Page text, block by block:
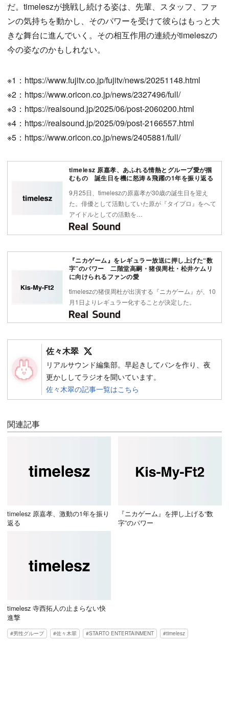
だ。timeleszが挑戦し続ける姿は、先輩、スタッフ、ファ
ンの気持ちを動かし、そのパワーを受けて彼らはもっと大
きな舞台に進んでいく。その相互作用の連続がtimeleszの
今の姿なのかもしれない。
※1：https://www.fujitv.co.jp/fujitv/news/20251148.html
※2：https://www.oricon.co.jp/news/2327496/full/
※3：https://realsound.jp/2025/06/post-2060200.html
※4：https://realsound.jp/2025/09/post-2166557.html
※5：https://www.oricon.co.jp/news/2405881/full/
timelesz 原嘉孝、あふれる情熱とグループ愛が掴
むもの 誕生日を機に怒涛＆飛躍の1年を振り返る
9月25日、timeleszの原嘉孝が30歳の誕生日を迎え
た。俳優として活動していた原が『タイプロ』をへて
アイドルとしての活動を…
『ニカゲーム』をレギュラー放送に押し上げた“数
字”のパワー 二階堂高嗣・猪俣周杜・松井ケムリ
に向けられるファンの愛
timeleszの猪俣周杜が出演する『ニカゲーム』が、10
月1日よりレギュラー化することが決定した。
佐々木翠
リアルサウンド編集部。早起きしてパンを作り、夜
更かししてラジオを聞いています。
佐々木翠の記事一覧はこちら
関連記事
timelesz 原嘉孝、激動の1年を振り
返る
『ニカゲーム』を押し上げる“数
字”のパワー
timelesz 寺西拓人の止まらない快
進撃
男性グループ 佐々木翠 STARTO ENTERTAINMENT timelesz